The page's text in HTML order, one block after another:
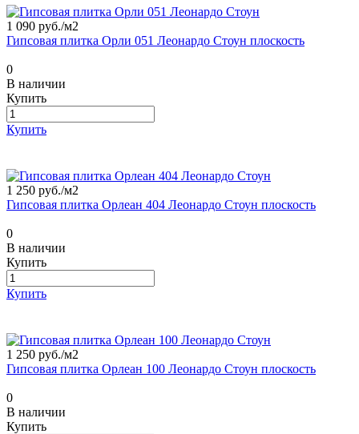
1 090 руб./м2
Гипсовая плитка Орли 051 Леонардо Стоун плоскость
0
В наличии
Купить
Купить
1 250 руб./м2
Гипсовая плитка Орлеан 404 Леонардо Стоун плоскость
0
В наличии
Купить
Купить
1 250 руб./м2
Гипсовая плитка Орлеан 100 Леонардо Стоун плоскость
0
В наличии
Купить